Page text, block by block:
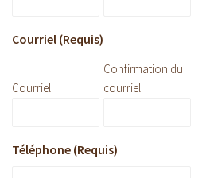
Courriel (Requis)
Courriel
Confirmation du
courriel
Téléphone (Requis)